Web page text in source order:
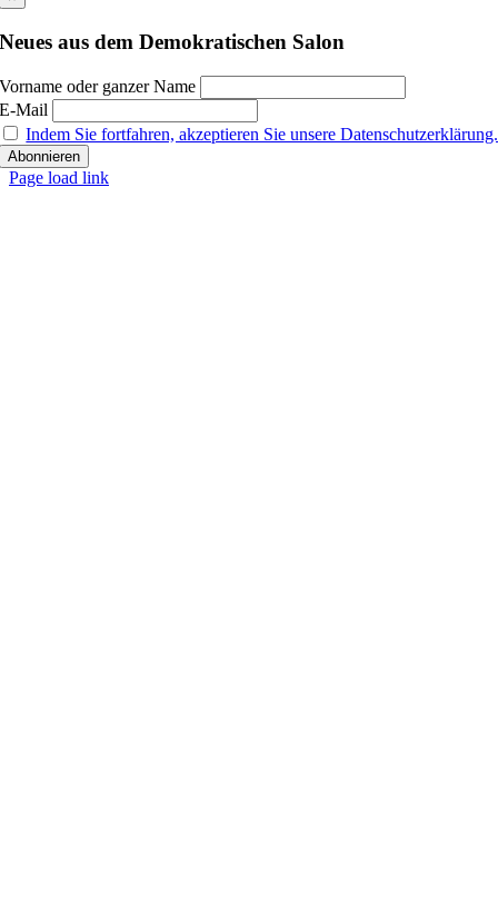
Neues aus dem Demokratischen Salon
Vorname oder ganzer Name
E-Mail
Indem Sie fortfahren, akzeptieren Sie unsere Datenschutzerklärung.
Page load link